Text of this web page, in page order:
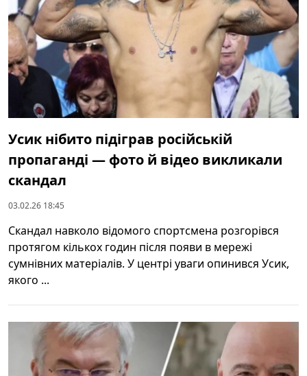
Усик нібито підіграв російській
пропаганді — фото й відео викликали
скандал
03.02.26 18:45
Скандал навколо відомого спортсмена розгорівся
протягом кількох годин після появи в мережі
сумнівних матеріалів. У центрі уваги опинився Усик,
якого ...